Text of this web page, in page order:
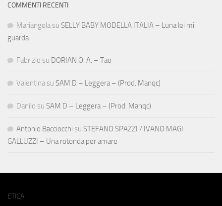
COMMENTI RECENTI
Mariangela su SELLY BABY MODELLA ITALIA – Luna lei mi
guarda
Fabrizio su DORIAN O. A. – Tao
Valentina su SAM D – Leggera – (Prod. Manqc)
Danilo su SAM D – Leggera – (Prod. Manqc)
Antonio Bacciocchi su STEFANO SPAZZI / IVANO MAGI
GALLUZZI – Una rotonda per amare
ETICA